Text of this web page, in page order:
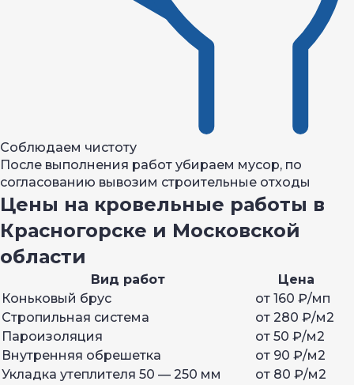
Соблюдаем чистоту
После выполнения работ убираем мусор, по
согласованию вывозим строительные отходы
Цены на кровельные работы в
Красногорске и Московской
области
Вид работ
Цена
Коньковый брус
от 160 ₽/мп
Стропильная система
от 280 ₽/м2
Пароизоляция
от 50 ₽/м2
Внутренняя обрешетка
от 90 ₽/м2
Укладка утеплителя 50 — 250 мм
от 80 ₽/м2